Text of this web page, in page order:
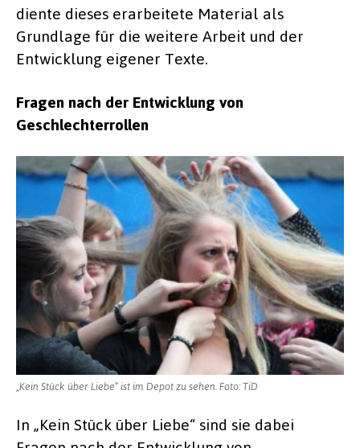
diente dieses erarbeitete Material als
Grundlage für die weitere Arbeit und der
Entwicklung eigener Texte.
Fragen nach der Entwicklung von
Geschlechterrollen
„Kein Stück über Liebe“ ist im Depot zu sehen. Foto: TiD
In „Kein Stück über Liebe“ sind sie dabei